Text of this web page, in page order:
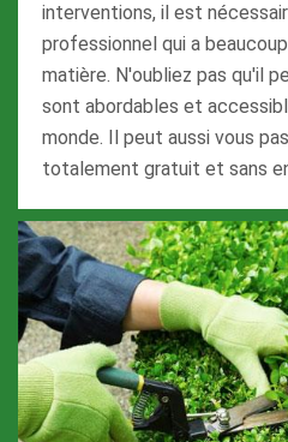
interventions, il est
professionnel qui a
matière. N'oubliez pas qu'il
sont abordables et
monde. Il peut aussi vous
totalement gratuit et sans